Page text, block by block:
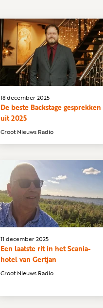
Groot Nieuws Radio
De beste Backstage gesprekken
uit 2025
18 december 2025
Groot Nieuws Radio
Een laatste rit in het Scania-
hotel van Gertjan
11 december 2025